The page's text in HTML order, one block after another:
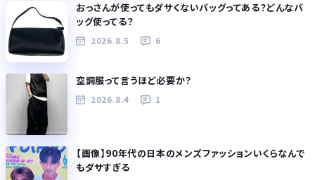
おっさんが使ってもダサくないバッグってある？どんなバ
ッグ使ってる？
2026.8.5 6
空調服って言うほど必要か？
2026.8.4 1
【画像】90年代の日本のメンズファッションいくらなんで
もダサすぎる